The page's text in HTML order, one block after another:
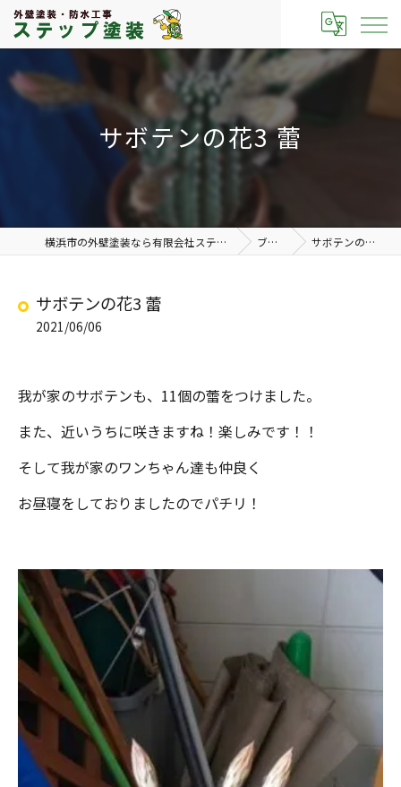
サボテンの花3 蕾
横浜市の外壁塗装なら有限会社ステップ塗装 ブログ サボテンの花3 蕾
サボテンの花3 蕾
2021/06/06
我が家のサボテンも、11個の蕾をつけました。
また、近いうちに咲きますね！楽しみです！！
そして我が家のワンちゃん達も仲良く
お昼寝をしておりましたのでパチリ！